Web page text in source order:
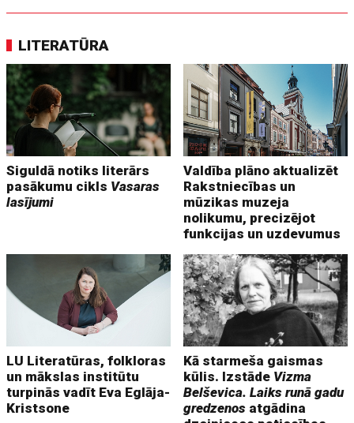
LITERATŪRA
Siguldā notiks literārs
pasākumu cikls Vasaras
lasījumi
Valdība plāno aktualizēt
Rakstniecības un
mūzikas muzeja
nolikumu, precizējot
funkcijas un uzdevumus
LU Literatūras, folkloras
un mākslas institūtu
turpinās vadīt Eva Eglāja-
Kristsone
Kā starmeša gaismas
kūlis. Izstāde Vizma
Belševica. Laiks runā gadu
gredzenos atgādina